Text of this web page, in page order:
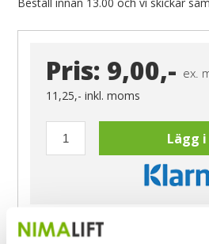
Pris: 9,00,- ex.
11,25,-inkl. moms
Lägg